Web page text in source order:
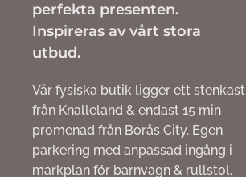
perfekta presenten.
Inspireras av vårt stora
utbud.
Vår fysiska butik ligger ett stenkast
från Knalleland & endast 15 min
promenad från Borås City. Egen
parkering med anpassad ingång i
markplan för barnvagn & rullstol.